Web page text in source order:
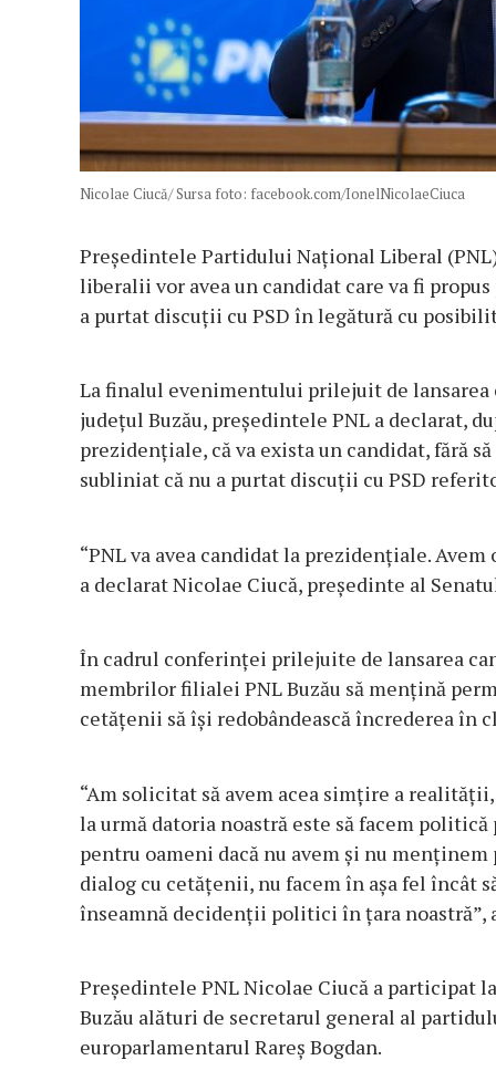
Nicolae Ciucă/ Sursa foto: facebook.com/IonelNicolaeCiuca
Preşedintele Partidului Naţional Liberal
liberalii vor avea un candidat care va fi
a purtat discuţii cu PSD în legătură cu
La finalul evenimentului prilejuit de
judeţul Buzău, preşedintele PNL a declarat,
prezidenţiale, că va exista un candidat, fără
subliniat că nu a purtat discuţii cu PSD
“PNL va avea candidat la prezidenţiale.
a declarat Nicolae Ciucă, preşedinte al
În cadrul conferinţei prilejuite de lansarea
membrilor filialei PNL Buzău să menţină
cetăţenii să îşi redobândească încrederea în
“Am solicitat să avem acea simţire a
la urmă datoria noastră este să facem
pentru oameni dacă nu avem şi nu
dialog cu cetăţenii, nu facem în aşa fel încât
înseamnă decidenţii politici în ţara noastră”,
Preşedintele PNL Nicolae Ciucă a participat
Buzău alături de secretarul general al
europarlamentarul Rareş Bogdan.